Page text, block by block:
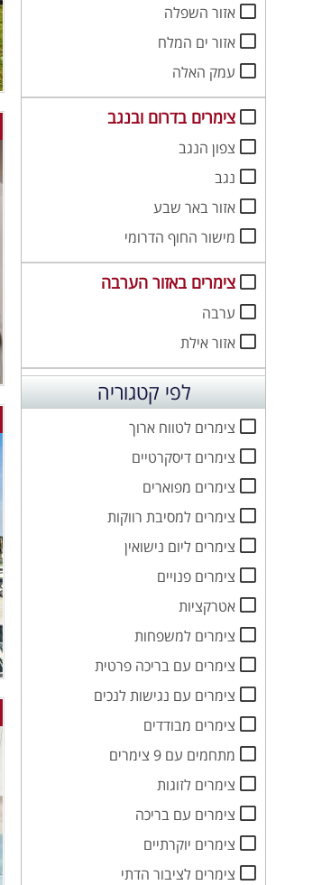
אזור השפלה
אזור ים המלח
עמק האלה
צימרים בדרום ובנגב
צפון הנגב
נגב
אזור באר שבע
מישור החוף הדרומי
צימרים באזור הערבה
ערבה
אזור אילת
לפי קטגוריה
צימרים לטווח ארוך
צימרים דיסקרטיים
צימרים מפוארים
צימרים למסיבת רווקות
צימרים ליום נישואין
צימרים פנויים
אטרקציות
צימרים למשפחות
צימרים עם בריכה פרטית
צימרים עם נגישות לנכים
צימרים מבודדים
מתחמים עם 9 צימרים
צימרים לזוגות
צימרים עם בריכה
צימרים יוקרתיים
צימרים לציבור הדתי